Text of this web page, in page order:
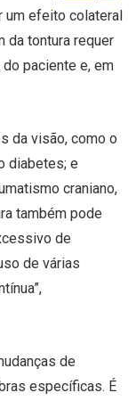
um efeito colateral
da tontura requer
paciente e, em
da visão, como o
diabetes; e
craniano,
também pode
de
de várias
de
específicas. É